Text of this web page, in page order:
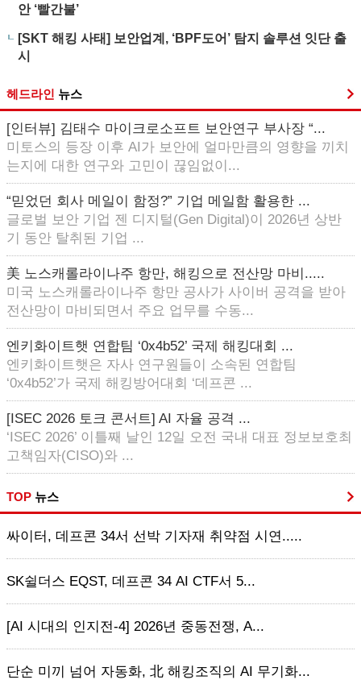
안 ‘빨간불’
[SKT 해킹 사태] 보안업계, ‘BPF도어’ 탐지 솔루션 잇단 출
시
헤드라인 뉴스
[인터뷰] 김태수 마이크로소프트 보안연구 부사장 “...
미토스의 등장 이후 AI가 보안에 얼마만큼의 영향을 끼치
는지에 대한 연구와 고민이 끊임없이...
“믿었던 회사 메일이 함정?” 기업 메일함 활용한 ...
글로벌 보안 기업 젠 디지털(Gen Digital)이 2026년 상반
기 동안 탈취된 기업 ...
美 노스캐롤라이나주 항만, 해킹으로 전산망 마비.....
미국 노스캐롤라이나주 항만 공사가 사이버 공격을 받아
전산망이 마비되면서 주요 업무를 수동...
엔키화이트햇 연합팀 ‘0x4b52’ 국제 해킹대회 ...
엔키화이트햇은 자사 연구원들이 소속된 연합팀
‘0x4b52’가 국제 해킹방어대회 ‘데프콘 ...
[ISEC 2026 토크 콘서트] AI 자율 공격 ...
‘ISEC 2026’ 이틀째 날인 12일 오전 국내 대표 정보보호최
고책임자(CISO)와 ...
TOP 뉴스
싸이터, 데프콘 34서 선박 기자재 취약점 시연.....
SK쉴더스 EQST, 데프콘 34 AI CTF서 5...
[AI 시대의 인지전-4] 2026년 중동전쟁, A...
단순 미끼 넘어 자동화, 北 해킹조직의 AI 무기화...